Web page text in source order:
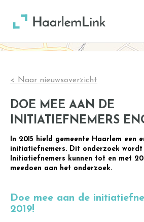
< Naar nieuwsoverzicht
DOE MEE AAN DE
INITIATIEFNEMERS
In 2015 hield gemeente Haarlem een
initiatiefnemers. Dit onderzoek wordt
Initiatiefnemers kunnen tot en met
meedoen aan het onderzoek.
Doe mee aan de
2019!